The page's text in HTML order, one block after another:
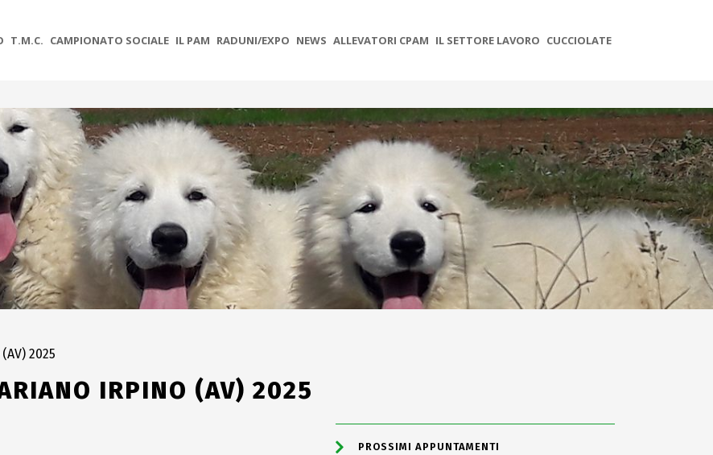
T.M.C. CAMPIONATO SOCIALE IL PAM RADUNI/EXPO NEWS ALLEVATORI CPAM IL SETTORE LAVORO CUCCIOLATE
2025
IRPINO (AV) 2025
PROSSIMI APPUNTAMENTI